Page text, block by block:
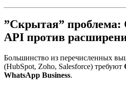
”Скрытая”
API против
Большинство из перечисленных
(HubSpot, Zoho, Salesforce) требуют
WhatsApp Business.